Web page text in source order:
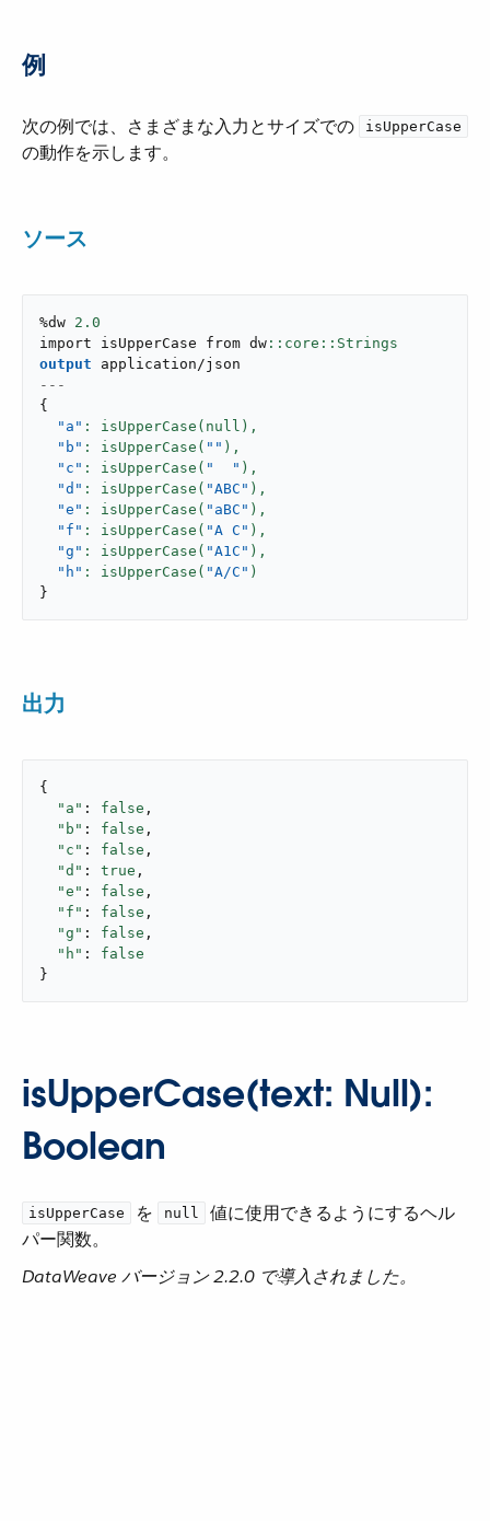
例
次の例では、さまざまな入力とサイズでの ​ isUpperCase
の動作を示します。
ソース
%dw 2.0
import isUpperCase from dw
output
application/json
---
{
"a" : isUpperCase(null),
"b" : isUpperCase( "" ),
"c" : isUpperCase( "  " ),
"d" : isUpperCase( "ABC" ),
"e" : isUpperCase( "aBC" ),
"f" : isUpperCase( "A C" ),
"g" : isUpperCase( "A1C" ),
"h" : isUpperCase( "A/C"
}
出力
{
"a" : false ,
"b" : false ,
"c" : false ,
"d" : true ,
"e" : false ,
"f" : false ,
"g" : false ,
"h" : false
}
isUpperCase(text: Null):
Boolean
isUpperCase ​ を ​ null
​ 値に使用できるようにするヘル
パー関数。
DataWeave バージョン 2.2.0 で導入されました。